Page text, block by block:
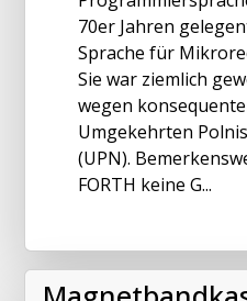
70er Jahren
Sprache für
Sie war ziemlich
wegen
Umgekehrten
(UPN).
FORTH keine G...